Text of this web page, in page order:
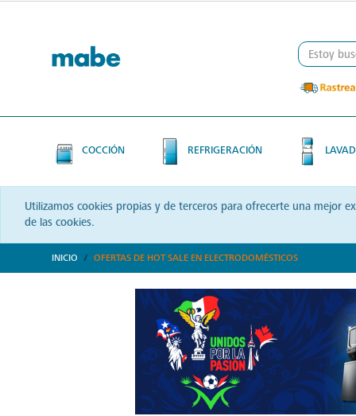
COCCIÓN REFRIGERACIÓN
Utilizamos cookies propias y de terceros para ofrecerte una mejor
de las cookies.
INICIO OFERTAS DE HOT SALE EN ELECTRODOMÉSTICOS